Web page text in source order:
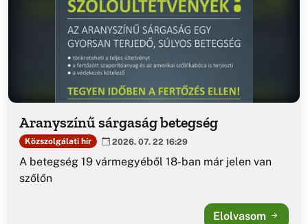
Aranyszínű sárgaság betegség
Közszolgálati hír 2026. 07. 22 16:29
A betegség 19 vármegyéből 18-ban már jelen van
szőlőn
Elolvasom